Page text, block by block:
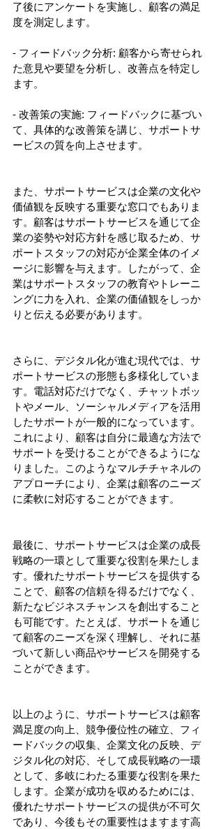
了後にアンケートを実施し、顧客の満足
度を測定します。
- フィードバック分析: 顧客から寄せられ
た意見や要望を分析し、改善点を特定し
ます。
- 改善策の実施: フィードバックに基づい
て、具体的な改善策を講じ、サポートサ
ービスの質を向上させます。
また、サポートサービスは企業の文化や
価値観を反映する重要な窓口でもありま
す。顧客はサポートサービスを通じて企
業の姿勢や対応方針を感じ取るため、サ
ポートスタッフの対応が企業全体のイメ
ージに影響を与えます。したがって、企
業はサポートスタッフの教育やトレーニ
ングに力を入れ、企業の価値観をしっか
りと伝える必要があります。
さらに、デジタル化が進む現代では、サ
ポートサービスの形態も多様化していま
す。電話対応だけでなく、チャットボッ
トやメール、ソーシャルメディアを活用
したサポートが一般的になっています。
これにより、顧客は自分に最適な方法で
サポートを受けることができるようにな
りました。このようなマルチチャネルの
アプローチにより、企業は顧客のニーズ
に柔軟に対応することができます。
最後に、サポートサービスは企業の成長
戦略の一環として重要な役割を果たしま
す。優れたサポートサービスを提供する
ことで、顧客の信頼を得るだけでなく、
新たなビジネスチャンスを創出すること
も可能です。たとえば、サポートを通じ
て顧客のニーズを深く理解し、それに基
づいて新しい商品やサービスを開発する
ことができます。
以上のように、サポートサービスは顧客
満足度の向上、競争優位性の確立、フィ
ードバックの収集、企業文化の反映、デ
ジタル化の対応、そして成長戦略の一環
として、多岐にわたる重要な役割を果た
します。企業が成功を収めるためには、
優れたサポートサービスの提供が不可欠
であり、今後もその重要性はますます高